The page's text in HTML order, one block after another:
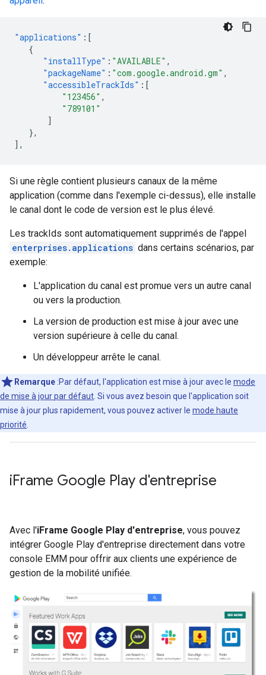
"applications" :[
{
"installType" : "AVAILABLE" ,
"packageName" : "com.google.android.gm" ,
"accessibleTrackIds" :[
"123456" ,
"789101"
]
},
],
Si une règle contient plusieurs canaux de la même
application (comme dans l'exemple ci-dessus), elle installe
le canal dont le code de version est le plus élevé.
Les trackIds sont automatiquement supprimés de l'appel
enterprises.applications dans certains scénarios, par
exemple:
L'application du canal est promue vers un autre canal
ou vers la production.
La version de production est mise à jour avec une
version supérieure à celle du canal.
Un développeur arrête le canal.
Remarque :Par défaut, l'application est mise à jour avec le mode
de mise à jour par défaut . Si vous avez besoin que l'application soit
mise à jour plus rapidement, vous pouvez activer le mode haute
priorité
iFrame Google Play d'entreprise
Avec l'iFrame Google Play d'entreprise, vous pouvez
intégrer Google Play d'entreprise directement dans votre
console EMM pour offrir aux clients une expérience de
gestion de la mobilité unifiée.